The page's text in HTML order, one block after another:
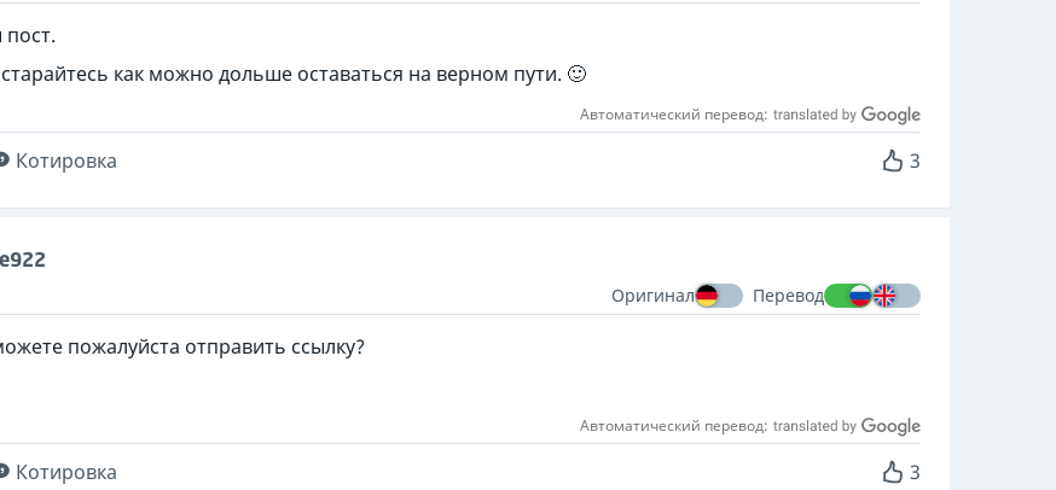
как можно дольше оставаться на верном пути. 🙂
Автоматический перевод:
Котировка 3
Оригинал Перевод
пожалуйста отправить ссылку?
Автоматический перевод:
Котировка 3